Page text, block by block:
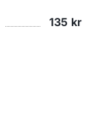
135 kr